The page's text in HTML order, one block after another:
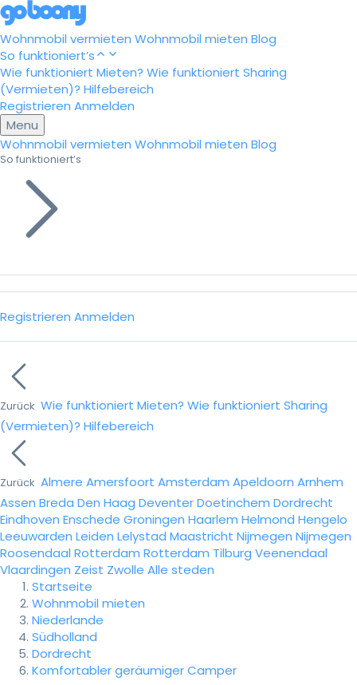
Wohnmobil vermieten Wohnmobil mieten Blog
So funktioniert’s
Wie funktioniert Mieten? Wie funktioniert Sharing
(Vermieten)? Hilfebereich
Registrieren Anmelden
Menu
Wohnmobil vermieten Wohnmobil mieten Blog
So funktioniert’s
Registrieren Anmelden
Zurück Wie funktioniert Mieten? Wie funktioniert Sharing
(Vermieten)? Hilfebereich
Zurück Almere Amersfoort Amsterdam Apeldoorn Arnhem
Assen Breda Den Haag DeventerDoetinchem Dordrecht
Eindhoven Enschede Groningen Haarlem Helmond Hengelo
Leeuwarden Leiden Lelystad Maastricht Nijmegen Nijmegen
Roosendaal Rotterdam Rotterdam Tilburg Veenendaal
Vlaardingen Zeist Zwolle Alle steden
Startseite
Wohnmobil mieten
Niederlande
Südholland
Dordrecht
Komfortabler geräumiger Camper